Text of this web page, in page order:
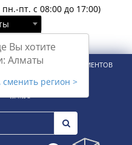
пн.-пт. с 08:00 до 17:00)
Вы хотите
Алматы
сменить регион >
И КОРПОРАТИВНЫХ КЛИЕНТОВ